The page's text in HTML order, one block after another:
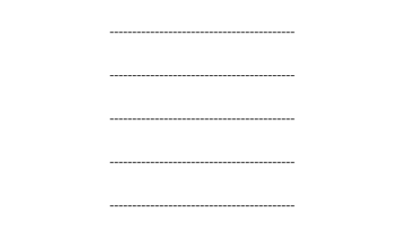
-----------------------------------------
-----------------------------------------
-----------------------------------------
-----------------------------------------
-----------------------------------------